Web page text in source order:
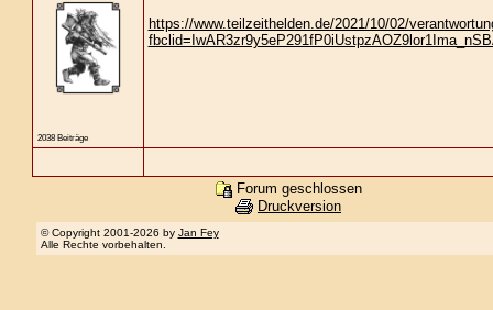
2038 Beiträge
https://www.teilzeithelden.de/2021/10/02/
Forum geschlossen
Druckversion
© Copyright 2001-2026 by Jan Fey
Alle Rechte vorbehalten.